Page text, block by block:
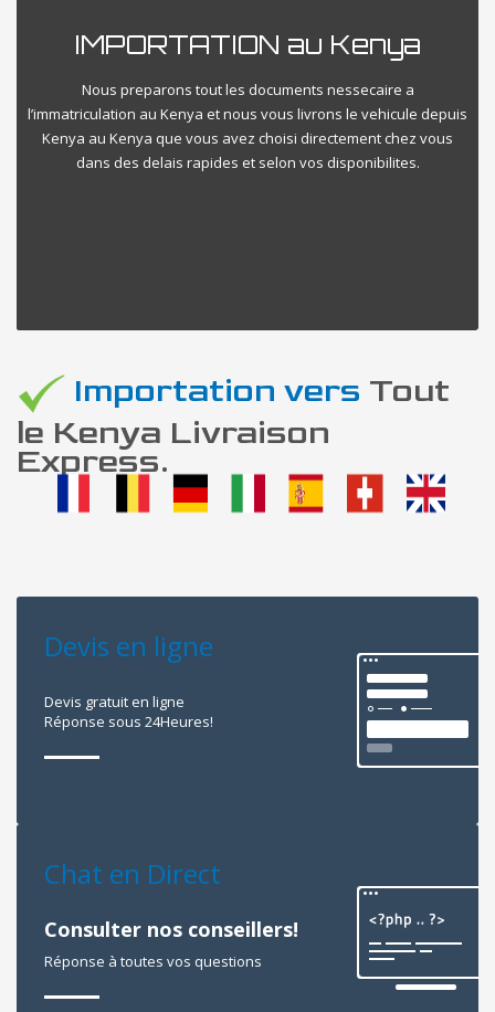
IMPORTATION au Kenya
Nous preparons tout les documents nessecaire a
l’immatriculation au Kenya et nous vous livrons le vehicule depuis
Kenya au Kenya que vous avez choisi directement chez vous
dans des delais rapides et selon vos disponibilites.
Importation vers Tout
le Kenya Livraison
Express.
Devis en ligne
Devis gratuit en ligne
Réponse sous 24Heures!
Chat en Direct
Consulter nos conseillers!
Réponse à toutes vos questions